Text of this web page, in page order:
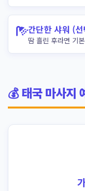
간단한 샤워 (
땀 흘린 후라면 기
💰 태국 마사지